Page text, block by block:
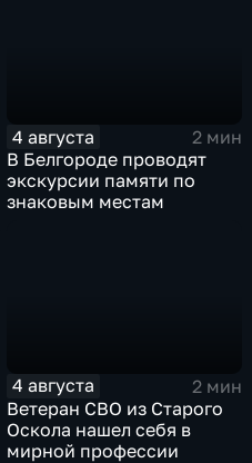
4 августа
2 мин
В Белгороде проводят
экскурсии памяти по
знаковым местам
4 августа
2 мин
Ветеран СВО из Старого
Оскола нашел себя в
мирной профессии